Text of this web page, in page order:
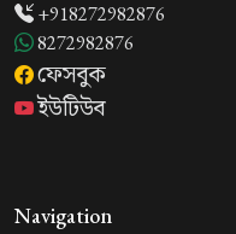
+918272982876
8272982876
ফেসবুক
ইউটিউব
Navigation